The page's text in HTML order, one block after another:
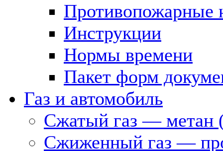
Противопожарные
Инструкции
Нормы времени
Пакет форм
Газ и автомобиль
Сжатый газ — метан
Сжиженный газ —